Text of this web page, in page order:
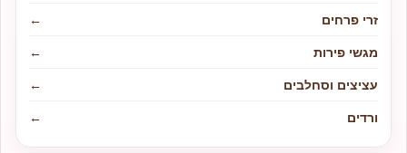
זרי פרחים
←
מגשי פירות
←
עציצים וסחלבים
←
ורדים
←